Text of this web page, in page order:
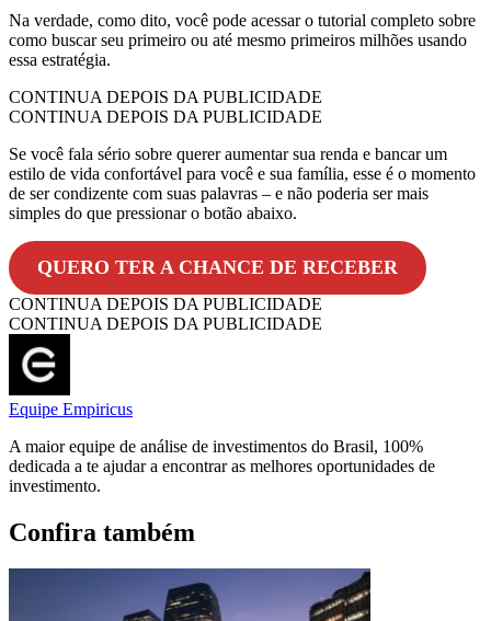
Na verdade, como dito, você pode acessar o tutorial completo sobre
como buscar seu primeiro ou até mesmo primeiros milhões usando
essa estratégia.
CONTINUA DEPOIS DA PUBLICIDADE
CONTINUA DEPOIS DA PUBLICIDADE
Se você fala sério sobre querer aumentar sua renda e bancar um
estilo de vida confortável para você e sua família, esse é o momento
de ser condizente com suas palavras – e não poderia ser mais
simples do que pressionar o botão abaixo.
QUERO TER A CHANCE DE RECEBER
CONTINUA DEPOIS DA PUBLICIDADE
CONTINUA DEPOIS DA PUBLICIDADE
Equipe Empiricus
A maior equipe de análise de investimentos do Brasil, 100%
dedicada a te ajudar a encontrar as melhores oportunidades de
investimento.
Confira também